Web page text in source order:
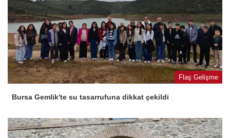
Flaş Gelişme
Bursa Gemlik'te su tasarrufuna dikkat çekildi